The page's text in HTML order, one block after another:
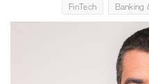
FinTech
Banking